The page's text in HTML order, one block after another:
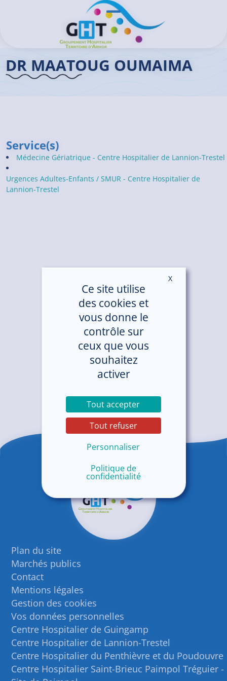
Ouvrir/Fermer le menu
>Dr Oumaima MAATOUG
DR MAATOUG OUMAIMA
Service(s)
Médecine Gériatrique - Centre Hospitalier de Lannion-Trestel
Urgences Adultes-Enfants / SMUR - Centre Hospitalier de
Lannion-Trestel
Plan du site
Marchés publics
Contact
Mentions légales
Gestion des cookies
Vos données personnelles
Centre Hospitalier de Guingamp
Centre Hospitalier de Lannion-Trestel
Centre Hospitalier du Penthièvre et du Poudouvre
Centre Hospitalier Saint-Brieuc Paimpol Tréguier -
Panneau de gestion des cookies
Ce site utilise
des cookies et
vous donne le
contrôle sur
ceux que vous
souhaitez
activer
Tout accepter
Tout refuser
Personnaliser
Politique de
confidentialité
XMasquer le